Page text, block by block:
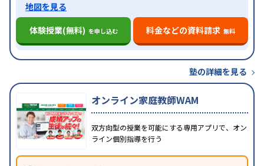
地図を見る
体験授業(無料) を申し込む 料金などの資料請求 無料
塾の詳細を見る
オンライン家庭教師WAM
双方向型の授業を可能にする専用アプリで、オン
ライン個別指導を行う